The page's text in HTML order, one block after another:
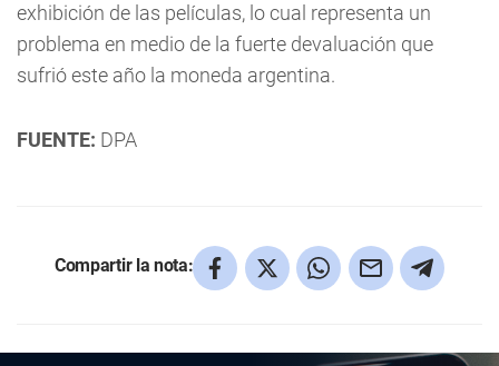
exhibición de las películas, lo cual representa un
problema en medio de la fuerte devaluación que
sufrió este año la moneda argentina.
FUENTE: DPA
Compartir la nota: